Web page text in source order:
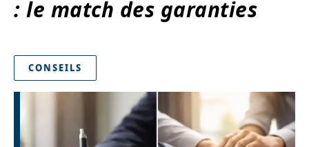
: le match des garanties
CONSEILS